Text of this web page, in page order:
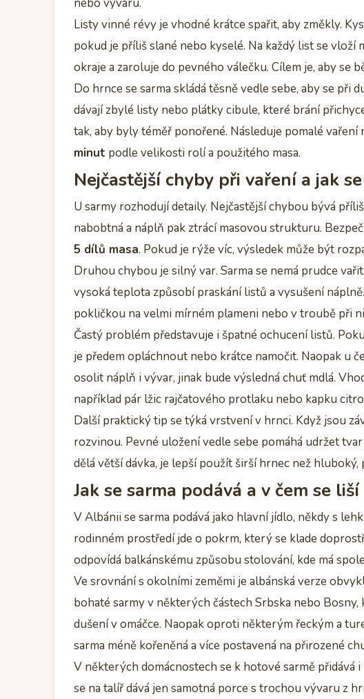
Listy vinné révy je vhodné krátce spařit, aby změkly.
pokud je příliš slané nebo kyselé. Na každý list se vloží
okraje a zaroluje do pevného válečku. Cílem je, aby se
Do hrnce se sarma skládá těsně vedle sebe, aby se při
dávají zbylé listy nebo plátky cibule, které brání
tak, aby byly téměř ponořené. Následuje pomalé
minut podle velikosti rolí a použitého masa.
Nejčastější chyby při vaření a jak
U sarmy rozhodují detaily. Nejčastější chybou bývá
nabobtná a náplň pak ztrácí masovou strukturu.
5 dílů masa. Pokud je rýže víc, výsledek může být
Druhou chybou je silný var. Sarma se nemá prudce
vysoká teplota způsobí praskání listů a vysušení
pokličkou na velmi mírném plameni nebo v troubě při
Častý problém představuje i špatné ochucení listů.
je předem opláchnout nebo krátce namočit. Naopak u
osolit náplň i vývar, jinak bude výsledná chuť mdlá.
například pár lžic rajčatového protlaku nebo kapku
Další praktický tip se týká vrstvení v hrnci. Když jsou
rozvinou. Pevné uložení vedle sebe pomáhá udržet
dělá větší dávka, je lepší použít širší hrnec než
Jak se sarma podává a v čem se
V Albánii se sarma podává jako hlavní jídlo, někdy s
rodinném prostředí jde o pokrm, který se klade
odpovídá balkánskému způsobu stolování, kde má
Ve srovnání s okolními zeměmi je albánská verze
bohaté sarmy v některých částech Srbska nebo Bosny,
dušení v omáčce. Naopak oproti některým řeckým a
sarma méně kořeněná a více postavená na přirozené
V některých domácnostech se k hotové sarmě přidává
se na talíř dává jen samotná porce s trochou vývaru z